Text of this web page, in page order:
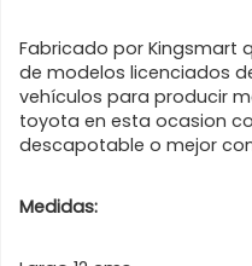
Fabricado por Kingsmart
de modelos licenciados
vehículos para producir
toyota en esta ocasion
descapotable o mejor
Medidas: